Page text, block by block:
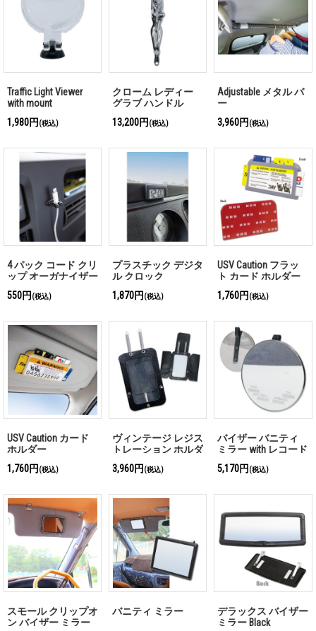
Traffic Light Viewer
with mount
1,980円 (税込)
クローム レディー
グラブ ハンドル
13,200円 (税込)
Adjustable メタル バ
ー
3,960円 (税込)
4 パック コード クリ
ップ オーガナイザー
550円 (税込)
プラスチック デジタ
ル クロック
1,870円 (税込)
USV Caution フラッ
ト カード ホルダー
1,760円 (税込)
USV Caution カード
ホルダー
1,760円 (税込)
ヴィンテージ レジス
トレーション ホルダ
ー
3,960円 (税込)
バイザー バニティ
ミラー with レコード
5,170円 (税込)
スモール クリップオ
ン バイザー ミラー
バニティ ミラー
デラックス バイザー
ミラー Black